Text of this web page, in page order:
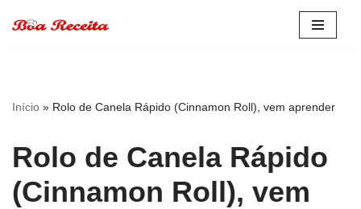
conteúdo
Início » Rolo de Canela Rápido (Cinnamon Roll), vem aprender
Rolo de Canela Rápido
(Cinnamon Roll), vem